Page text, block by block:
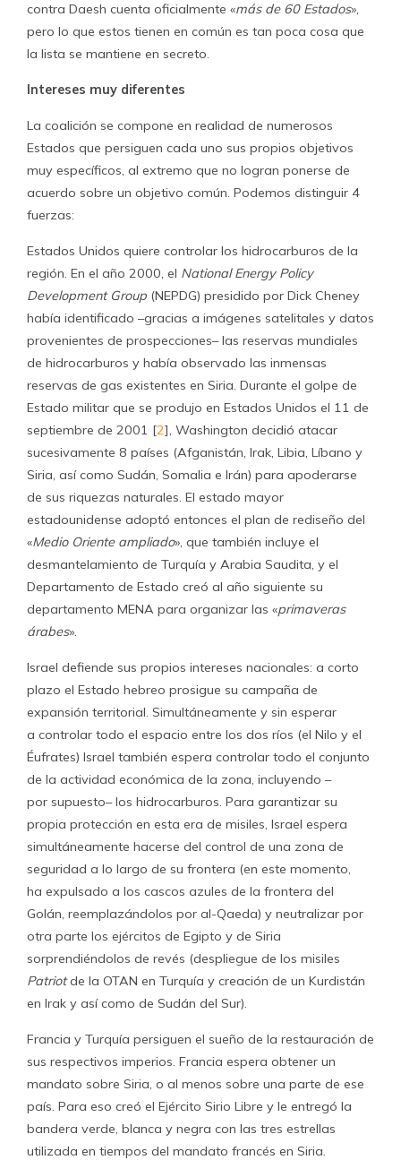
contra Daesh cuenta oficialmente «más de 60 Estados»,
pero lo que estos tienen en común es tan poca cosa que
la lista se mantiene en secreto.
Intereses muy diferentes
La coalición se compone en realidad de numerosos
Estados que persiguen cada uno sus propios objetivos
muy específicos, al extremo que no logran ponerse de
acuerdo sobre un objetivo común. Podemos distinguir 4
fuerzas:
Estados Unidos quiere controlar los hidrocarburos de la
región. En el año 2000, el National Energy Policy
Development Group (NEPDG) presidido por Dick Cheney
había identificado –gracias a imágenes satelitales y datos
provenientes de prospecciones– las reservas mundiales
de hidrocarburos y había observado las inmensas
reservas de gas existentes en Siria. Durante el golpe de
Estado militar que se produjo en Estados Unidos el 11 de
septiembre de 2001 [2], Washington decidió atacar
sucesivamente 8 países (Afganistán, Irak, Libia, Líbano y
Siria, así como Sudán, Somalia e Irán) para apoderarse
de sus riquezas naturales. El estado mayor
estadounidense adoptó entonces el plan de rediseño del
«Medio Oriente ampliado», que también incluye el
desmantelamiento de Turquía y Arabia Saudita, y el
Departamento de Estado creó al año siguiente su
departamento MENA para organizar las «primaveras
árabes».
Israel defiende sus propios intereses nacionales: a corto
plazo el Estado hebreo prosigue su campaña de
expansión territorial. Simultáneamente y sin esperar
a controlar todo el espacio entre los dos ríos (el Nilo y el
Éufrates) Israel también espera controlar todo el conjunto
de la actividad económica de la zona, incluyendo –
por supuesto– los hidrocarburos. Para garantizar su
propia protección en esta era de misiles, Israel espera
simultáneamente hacerse del control de una zona de
seguridad a lo largo de su frontera (en este momento,
ha expulsado a los cascos azules de la frontera del
Golán, reemplazándolos por al-Qaeda) y neutralizar por
otra parte los ejércitos de Egipto y de Siria
sorprendiéndolos de revés (despliegue de los misiles
Patriotde la OTAN en Turquía y creación de un Kurdistán
en Irak y así como de Sudán del Sur).
Francia y Turquía persiguen el sueño de la restauración de
sus respectivos imperios. Francia espera obtener un
mandato sobre Siria, o al menos sobre una parte de ese
país. Para eso creó el Ejército Sirio Libre y le entregó la
bandera verde, blanca y negra con las tres estrellas
utilizada en tiempos del mandato francés en Siria.